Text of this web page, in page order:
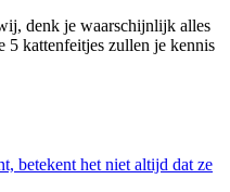
denk je waarschijnlijk alles
5 kattenfeitjes zullen je kennis
betekent het niet altijd dat ze